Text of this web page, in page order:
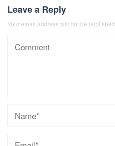
Leave a Reply
Your email address will not be published.